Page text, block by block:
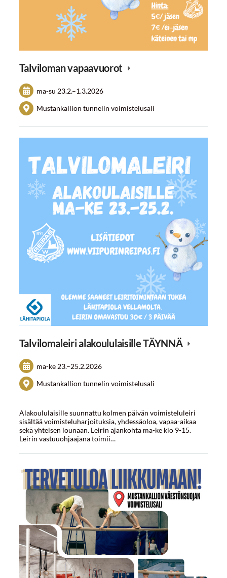
Talviloman vapaavuorot
ma-su 23.2.–1.3.2026
Mustankallion tunnelin voimistelusali
Talvilomaleiri alakoululaisille TÄYNNÄ
ma-ke 23.–25.2.2026
Mustankallion tunnelin voimistelusali
Alakoululaisille suunnattu kolmen päivän voimisteluleiri
sisältää voimisteluharjoituksia, yhdessäoloa, vapaa-aikaa
sekä yhteisen lounaan. Leirin ajankohta ma-ke klo 9-15.
Leirin vastuuohjaajana toimii…